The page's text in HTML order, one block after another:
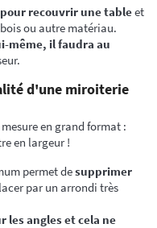
recouvrir une tableet
ou autre matériau.
même, il faudra au
d'une miroiterie
en grand format :
en largeur !
permet desupprimer
par un arrondi très
les angles et cela ne